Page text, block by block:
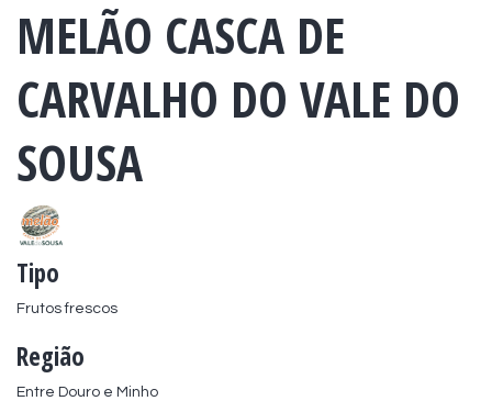
MELÃO CASCA DE
CARVALHO DO VALE DO
SOUSA
Tipo
Frutos frescos
Região
Entre Douro e Minho